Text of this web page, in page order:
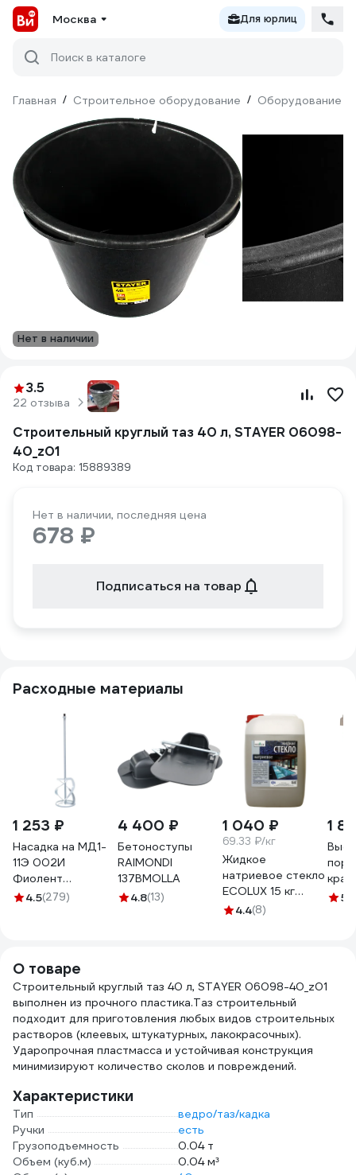
Москва Для юрлиц
Поиск в каталоге
Главная / Строительное оборудование / Оборудование
Нет в наличии
3.5
22 отзыва
Строительный круглый таз 40 л, STAYER 06098-
40_z01
Код товара: 15889389
Нет в наличии, последняя цена
678 ₽
Подписаться на товар
Расходные материалы
1 253 ₽
Насадка на МД1-
11Э 002И
Фиолент
ИДФР304159002И
4.5(279)
4 400 ₽
Бетоноступы
RAIMONDI
137BMOLLA
4.8(13)
1 040 ₽
69.33 ₽/кг
Жидкое
натриевое стекло
ECOLUX 15 кг
4607133682415
4.4(8)
1
5
О товаре
Строительный круглый таз 40 л, STAYER 06098-40_z01
выполнен из прочного пластика.Таз строительный
подходит для приготовления любых видов строительных
растворов (клеевых, штукатурных, лакокрасочных).
Ударопрочная пластмасса и устойчивая конструкция
минимизируют количество сколов и повреждений.
Характеристики
Тип
ведро/таз/кадка
Ручки
есть
Грузоподъемность
0.04 т
Объем (куб.м)
0.04 м³